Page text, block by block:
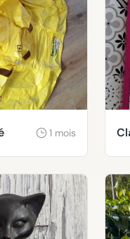
1 mois